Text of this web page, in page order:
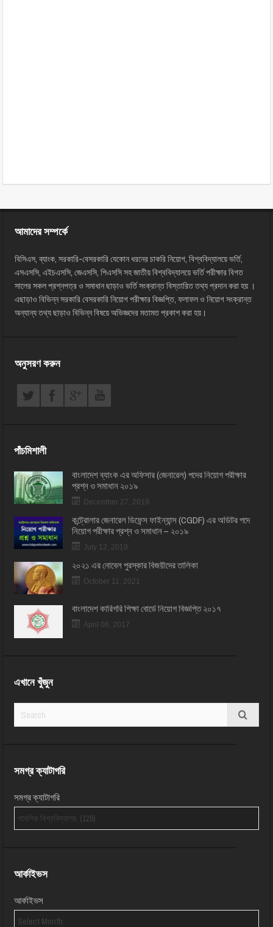
আমাদের সম্পর্কে
বিসিএস, ব্যাংক, সরকারি-বেসরকারি যেকোন ধরনের চাকরি নিয়োগ, বিশ্ববিদ্যালয়ে ভর্তি,
এসএসসি, এইচএসসি, জেএসসি, পিএসসি সহ জাতীয় বিশ্ববিদ্যালয়ে ভর্তি পরীক্ষার বিগত
সালের সকল প্রশ্নপত্র ও সমাধান ছাড়াও ভর্তি সংক্রান্ত বিস্তারিত তথ্য প্রদান করা হয় ।
এছাড়াও বিভিন্ন সরকারি বেসরকারি নিয়োগ পরীক্ষার বিজ্ঞপ্তি, ফলাফল ও নিয়োগ সংক্রান্ত
অন্যান্য তথ্য ছাড়াও বিভিন্ন বিষয়ে অভিজ্ঞদের মতামত প্রকাশ করা হয়।
অনুসরণ করুন
পাঁচমিশালী
বাংলাদেশ ব্যাংক এর অফিসার (জেনারেল) পদের নিয়োগ পরীক্ষার
প্রশ্ন ও সমাধান ২০১৯
December 27, 2019
কন্ট্রোলার জেনারেল ডিফেন্স ফাইন্যান্স (CGDF) এর অডিটর পদে
নিয়োগ পরীক্ষার প্রশ্ন ও সমাধান – ২০১৯
July 12, 2019
২০২১ এর নোবেল পুরস্কার বিজয়ীদের তালিকা
October 11, 2021
বাংলাদেশ কারিগরি শিক্ষা বোর্ডে নিয়োগ বিজ্ঞপ্তি ২০১৭
April 06, 2017
এখানে খুঁজুন
সমগ্র ক্যাটাগরি
সমগ্র ক্যাটাগরি
আর্কাইভস
আর্কাইভস